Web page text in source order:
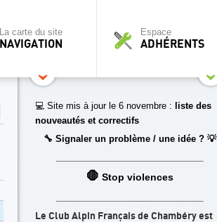
La carte du site
NAVIGATION
Espace
ADHÉRENTS
💻 Site mis à jour le 6 novembre : liste des
nouveautés et correctifs
🔧 Signaler un problème / une idée ? 💡
🛑 Stop violences
Le Club Alpin Français de Chambéry est